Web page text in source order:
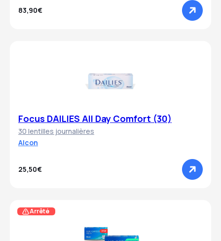
83,90€
Focus DAILIES All Day Comfort (30)
30 lentilles journalières
Alcon
25,50€
Arrêté